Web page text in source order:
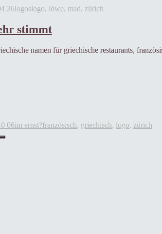
26logoslogo, löwe, mad, zürich
stimmt
namen für griechische restaurants,
06im ernst?französisch, griechisch, logo, zürich
Suche